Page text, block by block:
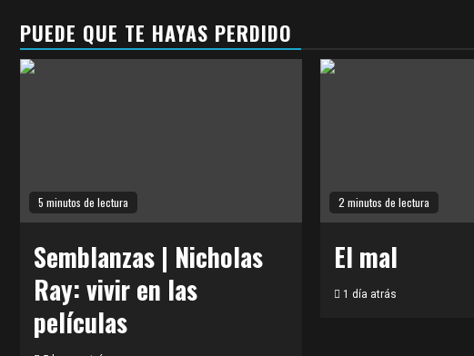
PUEDE QUE TE HAYAS PERDIDO
5 minutos de lectura
Semblanzas | Nicholas
Ray: vivir en las
películas
2 minutos de lectura
El mal
1 día atrás